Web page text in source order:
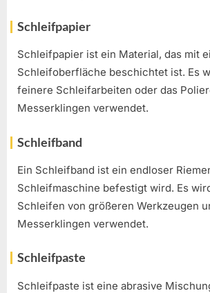
Schleifpapier
Schleifpapier ist ein Material, das mit
Schleifoberfläche beschichtet ist. Es
feinere Schleifarbeiten oder das
Messerklingen verwendet.
Schleifband
Ein Schleifband ist ein endloser
Schleifmaschine befestigt wird. Es
Schleifen von größeren Werkzeugen
Messerklingen verwendet.
Schleifpaste
Schleifpaste ist eine abrasive